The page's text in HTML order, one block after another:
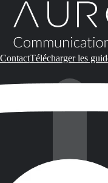
ContactTélécharger les